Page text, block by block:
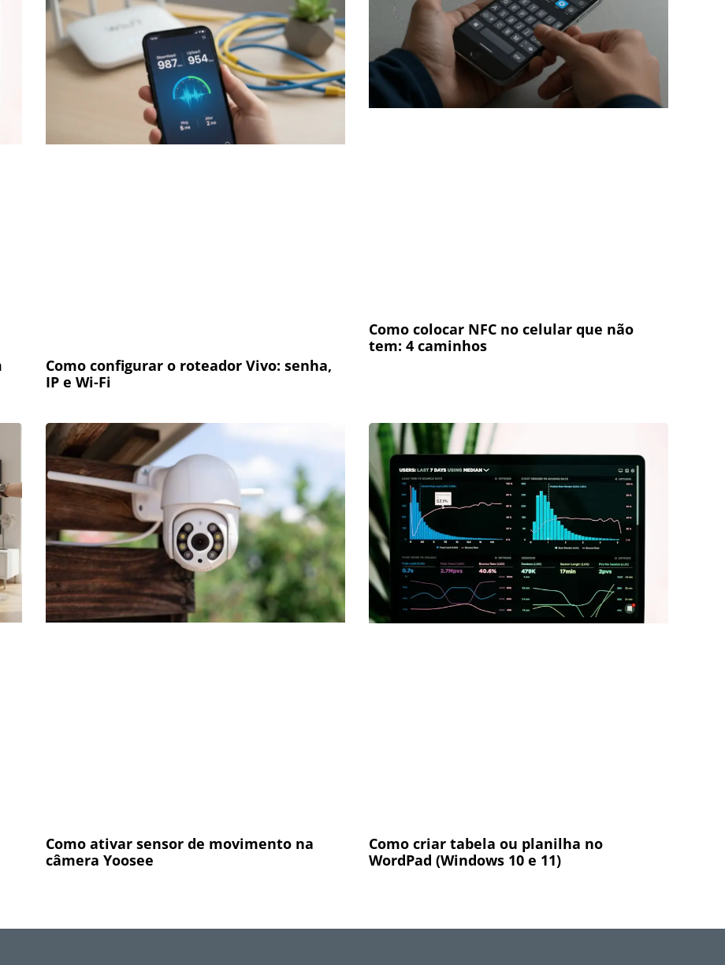
Como configurar o roteador Vivo: senha,
IP e Wi-Fi
Como colocar NFC no celular que não
tem: 4 caminhos
Como ativar sensor de movimento na
câmera Yoosee
Como criar tabela ou planilha no
WordPad (Windows 10 e 11)